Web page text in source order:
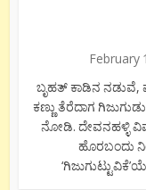
February
ಬೃಹತ್ ಕಾಡಿನ
ಕಣ್ಣು ತೆರೆದಾಗ
ನೋಡಿ. ದೇವನಹಳ್ಳಿ
ಹೊರಬಂದು